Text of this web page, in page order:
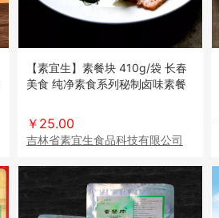
【素宜生】素餐块 410g/袋 长春
美食 纯净素食系列秘制卤味素餐
￥25.00
吉林省素宜生食品科技有限公司